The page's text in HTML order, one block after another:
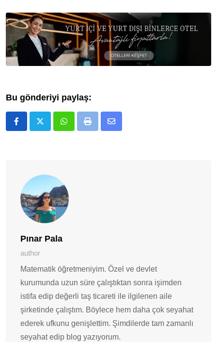
Bu gönderiyi paylaş:
Whatsapp
Print
E-
Pınar Pala
author
Matematik öğretmeniyim. Özel ve devlet
kurumunda uzun süre çalıştıktan sonra işimden
istifa edip değerli taş ticareti ile ilgilenen aile
şirketinde çalıştım. Böylece hem daha çok seyahat
ederek ufkunu genişlettim. Şimdilerde tam zamanlı
seyahat edip blog yazıyorum.